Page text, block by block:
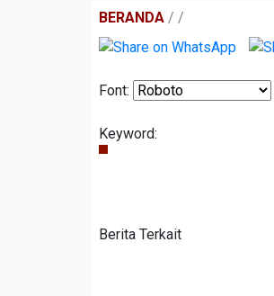
BERANDA / /
Font:
Keyword:
Berita Terkait